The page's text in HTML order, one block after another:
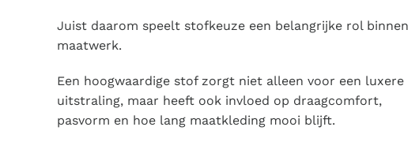
Juist daarom speelt stofkeuze een belangrijke rol binnen
maatwerk.
Een hoogwaardige stof zorgt niet alleen voor een luxere
uitstraling, maar heeft ook invloed op draagcomfort,
pasvorm en hoe lang maatkleding mooi blijft.